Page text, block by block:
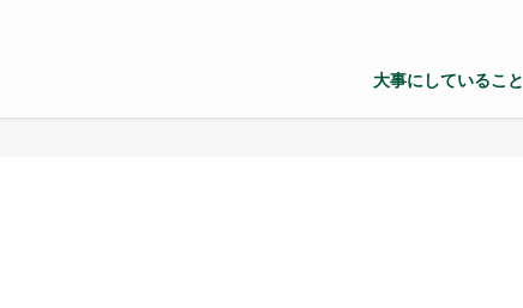
大事にしていること